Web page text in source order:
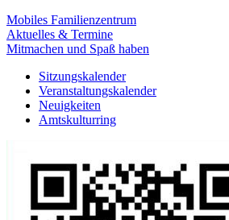
Mobiles Familienzentrum
Aktuelles & Termine
Mitmachen und Spaß haben
Sitzungskalender
Veranstaltungskalender
Neuigkeiten
Amtskulturring